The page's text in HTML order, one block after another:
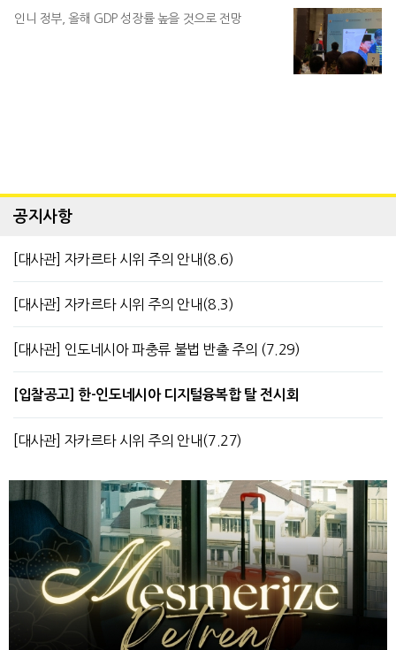
인니 정부, 올해 GDP 성장률 높을 것으로 전망
공지사항
[대사관] 자카르타 시위 주의 안내(8.6)
[대사관] 자카르타 시위 주의 안내(8.3)
[대사관] 인도네시아 파충류 불법 반출 주의 (7.29)
[입찰공고] 한-인도네시아 디지털융복합 탈 전시회
[대사관] 자카르타 시위 주의 안내(7.27)